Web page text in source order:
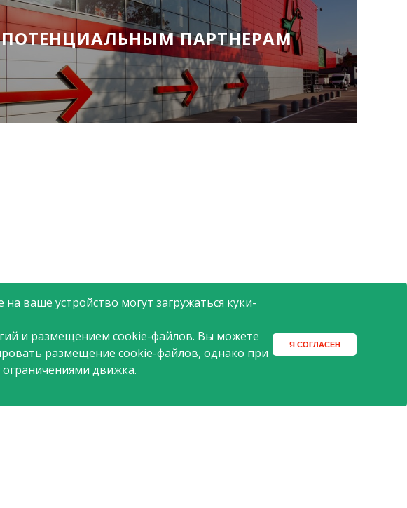
ваше устройство могут загружаться куки-
и размещением cookie-файлов. Вы можете
размещение cookie-файлов, однако при
движка.
Я СОГЛАСЕН
ПОТЕНЦИАЛЬНЫМ ПАРТНЕРАМ